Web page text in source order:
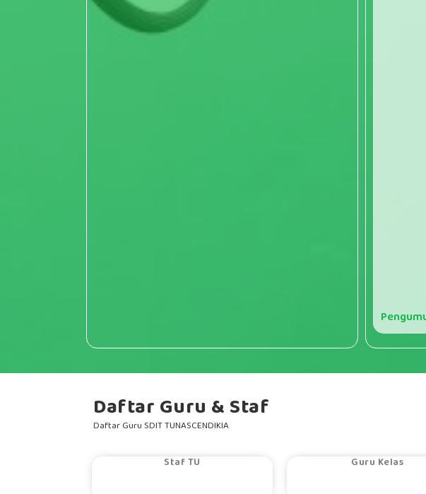
Daftar Guru & Staf
Daftar Guru SDIT TUNASCENDIKIA
Staf TU Guru Kelas
RRDigital.id